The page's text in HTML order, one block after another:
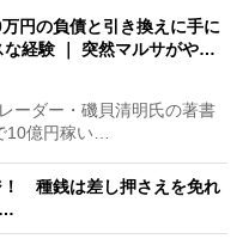
万円の負債と引き換えに手に
な経験 ｜ 突然マルサがや…
ーダー・磯貝清明氏の著書
10億円稼い…
！ 種銭は差し押さえを免れ
…